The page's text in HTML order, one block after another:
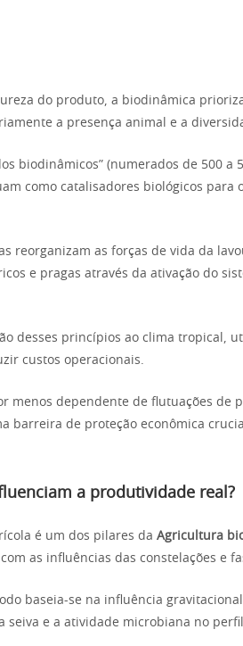
do produto, a biodinâmica
a presença animal e a
biodinâmicos” (numerados de 500 a
como catalisadores biológicos para
reorganizam as forças de vida da
e pragas através da ativação do
desses princípios ao clima tropical,
custos operacionais.
menos dependente de flutuações de
barreira de proteção econômica
a produtividade real?
é um dos pilares da Agricultura
as influências das constelações e
baseia-se na influência
e a atividade microbiana no